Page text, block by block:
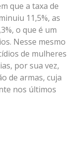
que a taxa de
11,5%, as
o que é um
Nesse mesmo
de mulheres
por sua vez,
de armas, cuja
nos últimos